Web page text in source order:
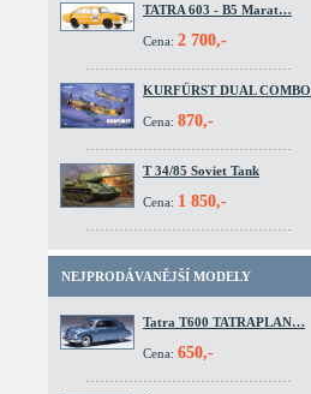
TATRA 603 - B5 Marat…
Cena: 2 700,-
KURFÜRST DUAL COMBO
Cena: 870,-
T 34/85 Soviet Tank
Cena: 1 850,-
NEJPRODÁVANĚJŠÍ MODELY
Tatra T600 TATRAPLAN…
Cena: 650,-